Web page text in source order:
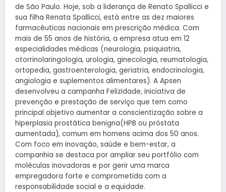
de São Paulo. Hoje, sob a liderança de Renato Spallicci e
sua filha Renata Spallicci, está entre as dez maiores
farmacêuticas nacionais em prescrição médica. Com
mais de 55 anos de história, a empresa atua em 12
especialidades médicas (neurologia, psiquiatria,
otorrinolaringologia, urologia, ginecologia, reumatologia,
ortopedia, gastroenterologia, geriatria, endocrinologia,
angiologia e suplementos alimentares). A Apsen
desenvolveu a campanha Felizidade, iniciativa de
prevenção e prestação de serviço que tem como
principal objetivo aumentar a conscientização sobre a
hiperplasia prostática benigna(HPB ou próstata
aumentada), comum em homens acima dos 50 anos.
Com foco em inovação, saúde e bem-estar, a
companhia se destaca por ampliar seu portfólio com
moléculas inovadoras e por gerir uma marca
empregadora forte e comprometida com a
responsabilidade social e a equidade.